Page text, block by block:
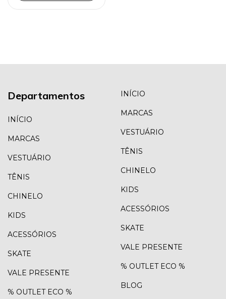
Departamentos
INÍCIO
MARCAS
VESTUÁRIO
TÊNIS
CHINELO
KIDS
ACESSÓRIOS
SKATE
VALE PRESENTE
% OUTLET ECO %
INÍCIO
MARCAS
VESTUÁRIO
TÊNIS
CHINELO
KIDS
ACESSÓRIOS
SKATE
VALE PRESENTE
% OUTLET ECO %
BLOG